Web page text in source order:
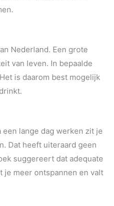
Nederland. Een grote
van leven. In bepaalde
is daarom best mogelijk
lange dag werken zit je
Dat heeft uiteraard geen
suggereert dat adequate
je meer ontspannen en valt